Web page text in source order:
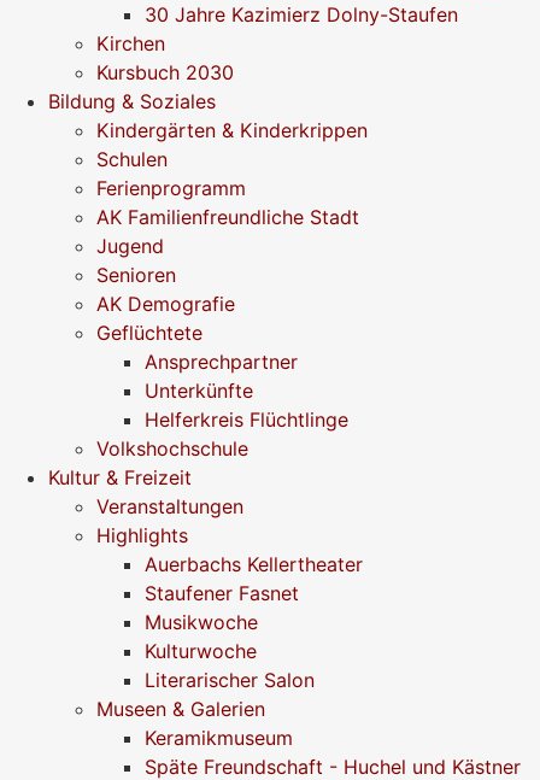
30 Jahre Kazimierz Dolny-Staufen
Kirchen
Kursbuch 2030
Bildung & Soziales
Kindergärten & Kinderkrippen
Schulen
Ferienprogramm
AK Familienfreundliche Stadt
Jugend
Senioren
AK Demografie
Geflüchtete
Ansprechpartner
Unterkünfte
Helferkreis Flüchtlinge
Volkshochschule
Kultur & Freizeit
Veranstaltungen
Highlights
Auerbachs Kellertheater
Staufener Fasnet
Musikwoche
Kulturwoche
Literarischer Salon
Museen & Galerien
Keramikmuseum
Späte Freundschaft - Huchel und Kästner